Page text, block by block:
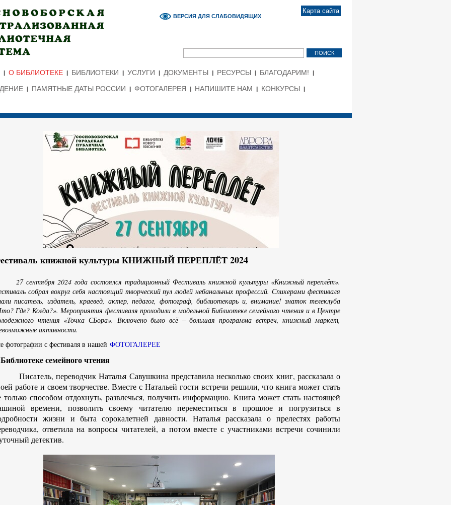
ВЕРСИЯ ДЛЯ СЛАБОВИДЯЩИХ
Карта сайта
О БИБЛИОТЕКЕ БИБЛИОТЕКИ УСЛУГИ ДОКУМЕНТЫ РЕСУРСЫ
БЛАГОДАРИМ!
ПАМЯТНЫЕ ДАТЫ РОССИИ ФОТОГАЛЕРЕЯ НАПИШИТЕ НАМ КОНКУРСЫ
книжной культуры КНИЖНЫЙ ПЕРЕПЛЁТ 2024
сентября 2024 года состоялся традиционный Фестиваль книжной культуры «Книжный переплёт».
собрал вокруг себя настоящий творческий пул людей небанальных профессий. Спикерами фестиваля
писатель, издатель, краевед, актер, педагог, фотограф, библиотекарь и, внимание! знаток телеклуба
Где? Когда?». Мероприятия фестиваля проходили в модельной Библиотеке семейного чтения и в Центре
чтения «Точка СБора». Включено было всё – большая программа встреч, книжный маркет,
активности.
фотографии с фестиваля в нашей ФОТОГАЛЕРЕЕ
семейного чтения
переводчик Наталья Савушкина представила несколько своих книг, рассказала о
работе и своем творчестве. Вместе с Натальей гости встречи решили, что книга может стать
только способом отдохнуть, развлечься, получить информацию. Книга может стать настоящей
времени, позволить своему читателю переместиться в прошлое и погрузиться в
жизни и быта сорокалетней давности. Наталья рассказала о прелестях работы
ответила на вопросы читателей, а потом вместе с участниками встречи сочинили
детектив.